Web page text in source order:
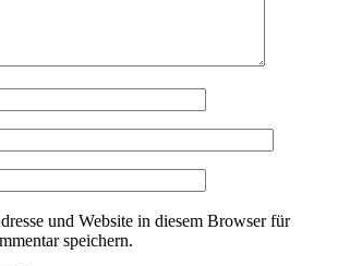
und Website in diesem Browser für
speichern.